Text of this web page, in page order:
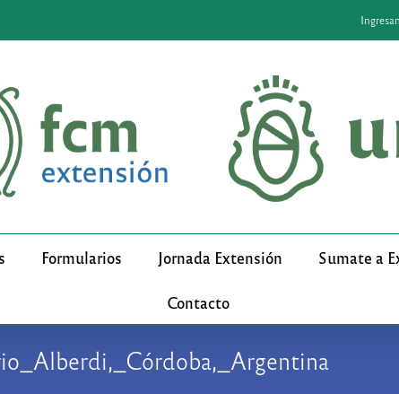
Formularios Jornada Extensión Sumate a
Contacto